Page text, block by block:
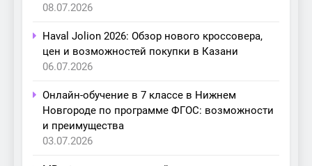
08.07.2026
Haval Jolion 2026: Обзор нового кроссовера,
цен и возможностей покупки в Казани
06.07.2026
Онлайн-обучение в 7 классе в Нижнем
Новгороде по программе ФГОС: возможности
и преимущества
03.07.2026